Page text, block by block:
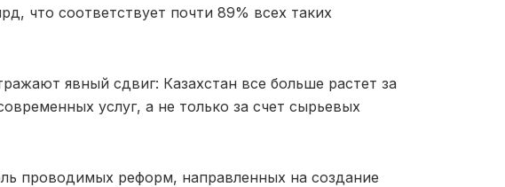
что соответствует почти 89% всех таких
явный сдвиг: Казахстан все больше растет за
услуг, а не только за счет сырьевых
проводимых реформ, направленных на создание